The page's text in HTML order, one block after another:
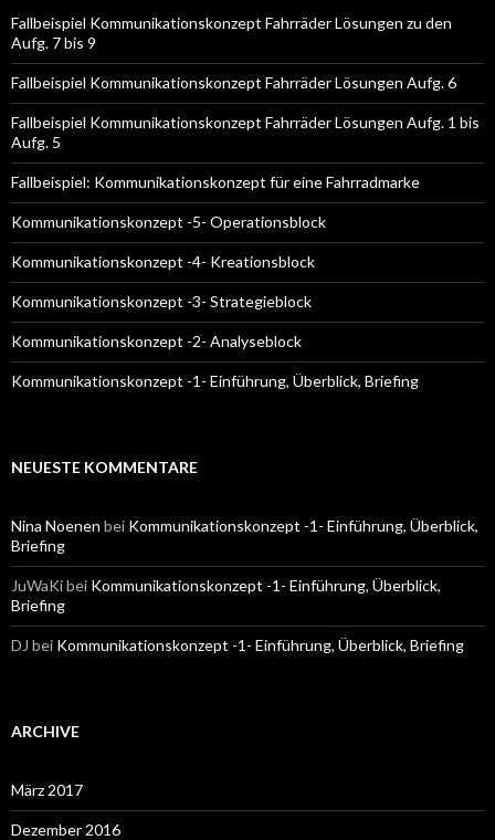
c
h
:
Fallbeispiel Kommunikationskonzept Fahrräder Lösungen zu den
Aufg. 7 bis 9
Fallbeispiel Kommunikationskonzept Fahrräder Lösungen Aufg. 6
Fallbeispiel Kommunikationskonzept Fahrräder Lösungen Aufg. 1 bis
Aufg. 5
Fallbeispiel: Kommunikationskonzept für eine Fahrradmarke
Kommunikationskonzept -5- Operationsblock
Kommunikationskonzept -4- Kreationsblock
Kommunikationskonzept -3- Strategieblock
Kommunikationskonzept -2- Analyseblock
Kommunikationskonzept -1- Einführung, Überblick, Briefing
NEUESTE KOMMENTARE
Nina Noenen bei Kommunikationskonzept -1- Einführung, Überblick,
Briefing
JuWaKibei Kommunikationskonzept -1- Einführung, Überblick,
Briefing
DJ bei Kommunikationskonzept -1- Einführung, Überblick, Briefing
ARCHIVE
März 2017
Dezember 2016